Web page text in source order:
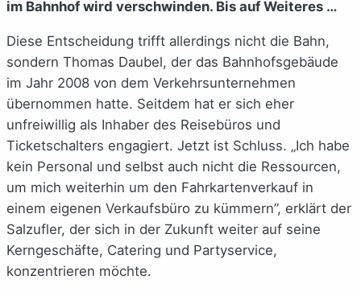
im Bahnhof wird verschwinden. Bis auf Weiteres …
Diese Entscheidung trifft allerdings nicht die Bahn,
sondern Thomas Daubel, der das Bahnhofsgebäude
im Jahr 2008 von dem Verkehrsunternehmen
übernommen hatte. Seitdem hat er sich eher
unfreiwillig als Inhaber des Reisebüros und
Ticketschalters engagiert. Jetzt ist Schluss. „Ich habe
kein Personal und selbst auch nicht die Ressourcen,
um mich weiterhin um den Fahrkartenverkauf in
einem eigenen Verkaufsbüro zu kümmern”, erklärt der
Salzufler, der sich in der Zukunft weiter auf seine
Kerngeschäfte, Catering und Partyservice,
konzentrieren möchte.